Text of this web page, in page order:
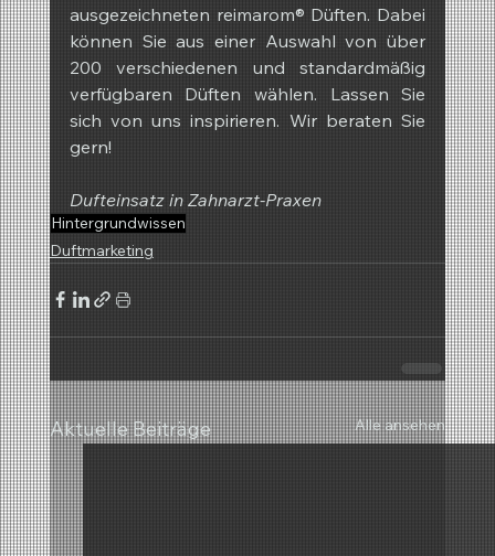
ausgezeichneten reimarom® Düften. Dabei
können Sie aus einer Auswahl von über
200 verschiedenen und standardmäßig
verfügbaren Düften wählen. Lassen Sie
sich von uns inspirieren. Wir beraten Sie
gern!
Dufteinsatz in Zahnarzt-Praxen
Hintergrundwissen
Duftmarketing
Aktuelle Beiträge Alle ansehen